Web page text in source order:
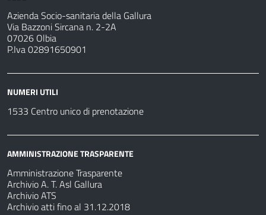
Azienda Socio-sanitaria della Gallura
Via Bazzoni Sircana n. 2-2A
07026 Olbia
P.Iva 02891650901
NUMERI UTILI
1533 Centro unico di prenotazione
AMMINISTRAZIONE TRASPARENTE
Amministrazione Trasparente
Archivio A. T. Asl Gallura
Archivio ATS
Archivio atti fino al 31.12.2018